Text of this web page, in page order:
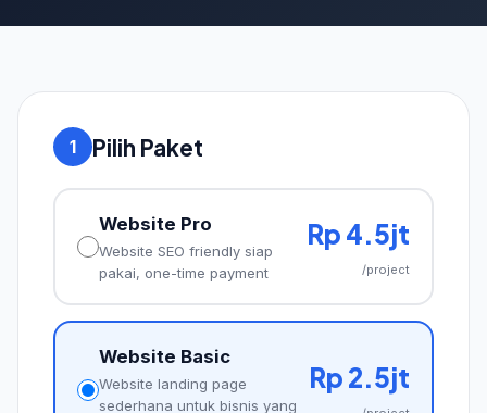
1 Pilih Paket
Website Pro
Website SEO friendly siap
pakai, one-time payment
Rp 4.5jt
/project
Website Basic
Website landing page
sederhana untuk bisnis yang
Rp 2.5jt